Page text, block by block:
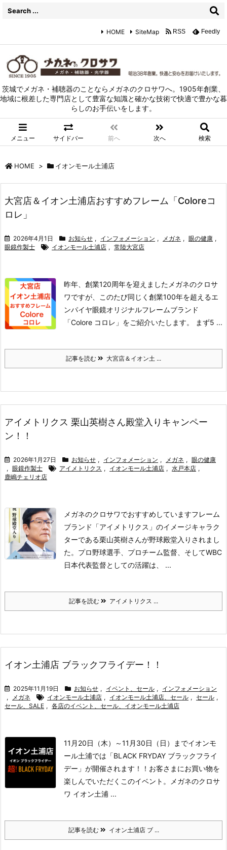
茨城でメガネ・補聴器のことならメガネのクロサワへ。1905年創業、
地域に根差した専門店として豊富な知識と確かな技術で快適で豊かな暮
らしのお手伝いをします。
メニュー サイドバー 前へ 次へ 検索
HOME SiteMap RSS Feedly
HOME > イオンモール土浦店
大宮店＆イオン土浦店おすすめフレーム「Coloreコ
ロレ」
2026年4月1日 お知らせ , インフォメーション , メガネ , 眼の健康 ,
眼鏡作製士
イオンモール土浦店 , 常陸大宮店
昨年、創業120周年を迎えましたメガネのクロサ
ワですが、このたび同じく創業100年を超えるエ
ンパイヤ眼鏡オリジナルフレームブランド
「Colore コロレ」をご紹介いたします。
まず5 ...
記事を読む 大宮店＆イオン土 ...
アイメトリクス 栗山英樹さん殿堂入りキャンペー
ン！！
2026年1月27日 お知らせ , インフォメーション , メガネ , 眼の健康
, 眼鏡作製士 アイメトリクス , イオンモール土浦店 , 水戸本店 ,
鹿嶋チェリオ店
メガネのクロサワでおすすめしていますフレーム
ブランド「アイメトリクス」のイメージキャラク
ターである栗山英樹さんが野球殿堂入りされまし
た。 プロ野球選手、プロチーム監督、そしてWBC
日本代表監督としての活躍は、 ...
記事を読む アイメトリクス ...
イオン土浦店 ブラックフライデー！！
2025年11月19日 お知らせ , イベント、セール ,
インフォメーション
,
メガネ イオンモール土浦店 , イオンモール土浦店、セール , セール ,
セール、SALE , 各店のイベント、セール、イオンモール土浦店
11月20日（木）～11月30日（日）までイオンモ
ール土浦では「BLACK FRYDAY ブラックフライ
デー」が開催されます！！ お客さまにお買い物を
楽しんでいただくこのイベント。
メガネのクロサ
ワ イオン土浦 ...
記事を読む イオン土浦店 ブ ...